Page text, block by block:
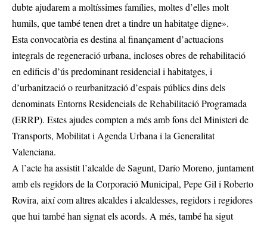
dubte ajudarem a moltíssimes famílies, moltes d’elles molt
humils, que també tenen dret a tindre un habitatge digne».
Esta convocatòria es destina al finançament d’actuacions
integrals de regeneració urbana, incloses obres de rehabilitació
en edificis d’ús predominant residencial i habitatges, i
d’urbanització o reurbanització d’espais públics dins dels
denominats Entorns Residencials de Rehabilitació Programada
(ERRP). Estes ajudes compten a més amb fons del Ministeri de
Transports, Mobilitat i Agenda Urbana i la Generalitat
Valenciana.
A l’acte ha assistit l’alcalde de Sagunt, Darío Moreno, juntament
amb els regidors de la Corporació Municipal, Pepe Gil i Roberto
Rovira, així com altres alcaldes i alcaldesses, regidors i regidores
que hui també han signat els acords. A més, també ha sigut